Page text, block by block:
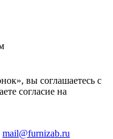
вы соглашаетесь с
согласие на
mail@furnizab.ru